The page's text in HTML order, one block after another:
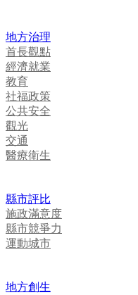
地方治理
首長觀點
經濟就業
教育
社福政策
公共安全
觀光
交通
醫療衛生
縣市評比
施政滿意度
縣市競爭力
運動城市
地方創生